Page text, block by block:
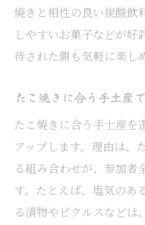
焼きと相性の良い炭酸飲
しやすいお菓子などが好
待された側も気軽に楽し
たこ焼きに合う手土産
たこ焼きに合う手土産を
アップします。理由は、
る組み合わせが、参加者
す。たとえば、塩気のあ
る漬物やピクルスなどは